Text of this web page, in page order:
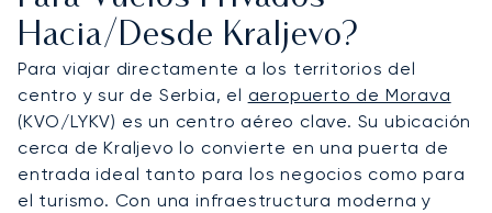
Hacia/desde Kraljevo?
Para viajar directamente a los territorios del
centro y sur de Serbia, el aeropuerto de Morava
(KVO/LYKV) es un centro aéreo clave. Su ubicación
cerca de Kraljevo lo convierte en una puerta de
entrada ideal tanto para los negocios como para
el turismo. Con una infraestructura moderna y